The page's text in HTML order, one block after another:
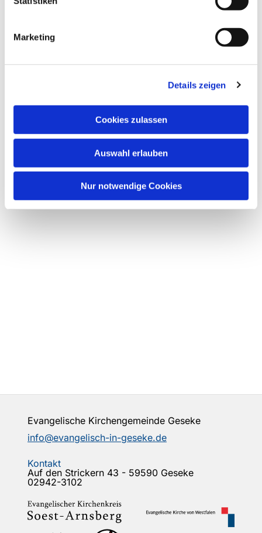
Marketing
Details zeigen
Cookies zulassen
Auswahl erlauben
Nur notwendige Cookies
Dies könnte Sie auch
interessieren
Evangelische Kirchengemeinde Geseke
info@evangelisch-in-geseke.de
Kontakt
Auf den Strickern 43 - 59590 Geseke
02942-3102